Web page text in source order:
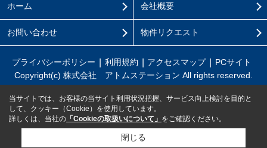
ホーム 会社概要
お問い合わせ 物件リクエスト
プライバシーポリシー 利用規約 アクセスマップ
PCサイト
Copyright(c) 株式会社 アトムステーション All rights reserved.
当サイトでは、お客様の当サイト利用状況把握、サービス向上検討を目的と
して、クッキー（Cookie）を使用しています。
詳しくは、当社の 「Cookieの取扱いについて」 をご確認ください。
閉じる